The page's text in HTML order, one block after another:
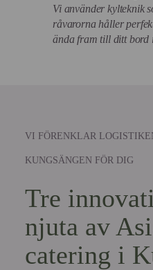
Vi använder kylteknik
råvarorna håller
ända fram till ditt bord
VI FÖRENKLAR
KUNGSÄNGEN FÖR DIG
Tre
njuta av
catering i